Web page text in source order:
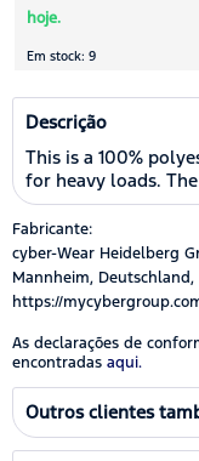
hoje.
Em stock: 9
Descrição
This is a 100%
for heavy loads.
Fabricante:
cyber-Wear Heidelberg
Mannheim,
https://
As declarações de
encontradas aqui.
Outros clientes